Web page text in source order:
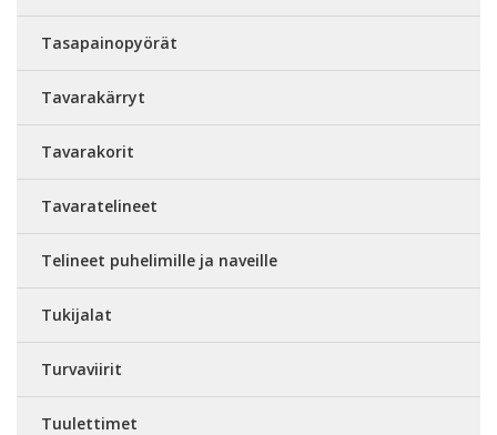
Tasapainopyörät
Tavarakärryt
Tavarakorit
Tavaratelineet
Telineet puhelimille ja naveille
Tukijalat
Turvaviirit
Tuulettimet